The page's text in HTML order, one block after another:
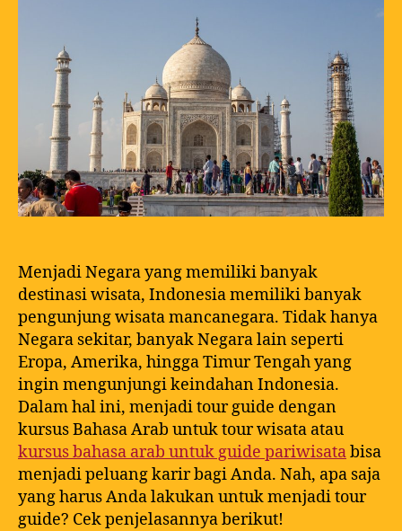
Menjadi Negara yang memiliki banyak
destinasi wisata, Indonesia memiliki banyak
pengunjung wisata mancanegara. Tidak hanya
Negara sekitar, banyak Negara lain seperti
Eropa, Amerika, hingga Timur Tengah yang
ingin mengunjungi keindahan Indonesia.
Dalam hal ini, menjadi tour guide dengan
kursus Bahasa Arab untuk tour wisata atau
kursus bahasa arab untuk guide pariwisatabisa
menjadi peluang karir bagi Anda. Nah, apa saja
yang harus Anda lakukan untuk menjadi tour
guide? Cek penjelasannya berikut!